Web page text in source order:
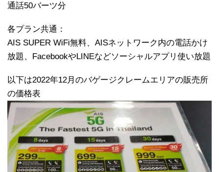
通話50バーツ分
各プラン共通：
AIS SUPER WiFi無料、AISネットワーク内の電話かけ
放題、FacebookやLINEなどソーシャルアプリ使い放題
以下は2022年12月のバゲージクレームエリアの販売所
の価格表